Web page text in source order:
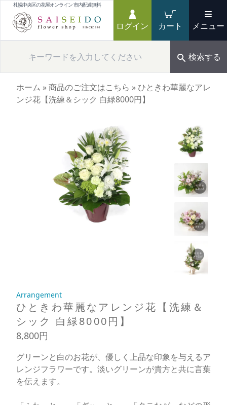
札幌中央区の花屋オンライン 市内配達無料
ログイン カート メニュー
検索する
ホーム »商品のご注文はこちら » ひときわ華麗なアレ
ンジ花【洗練＆シック 白緑8000円】
Arrangement
ひときわ華麗なアレンジ花【洗練＆
シック 白緑8000円】
8,800円
グリーンと白のお花が、優しく上品な印象を与えるア
レンジフラワーです。淡いグリーンが貴方と共に言葉
を伝えます。